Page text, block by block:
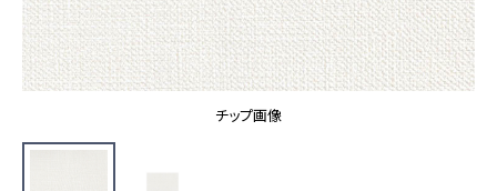
#リリカラのある暮らし
ショールーム トップ
東京ショールーム
大阪ショールーム
お客様サポート
お客様サポート トップ
画像ダウンロード
チップ画像